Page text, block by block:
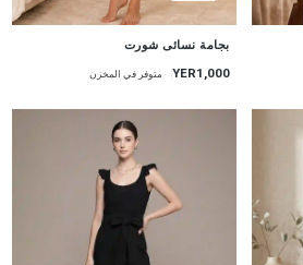
جديد
بجامة نسائى شورت
YER1,000 متوفر في المخزن